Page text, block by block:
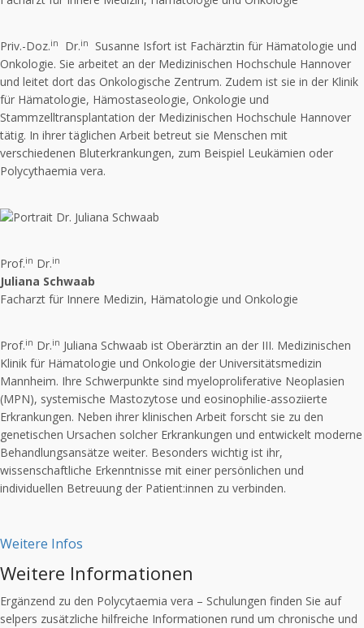
Priv.-Doz.in Dr.in
Susanne Isfort ist Fachärztin für Hämatologie und
Onkologie. Sie arbeitet an der Medizinischen Hochschule Hannover
und leitet dort das Onkologische Zentrum. Zudem ist sie in der Klinik
für Hämatologie, Hämostaseologie, Onkologie und
Stammzelltransplantation der Medizinischen Hochschule Hannover
tätig. In ihrer täglichen Arbeit betreut sie Menschen mit
verschiedenen Bluterkrankungen, zum Beispiel Leukämien oder
Polycythaemia vera.
Prof.in Dr.in
Juliana Schwaab
Facharzt für Innere Medizin, Hämatologie und Onkologie
Prof.in Dr.in Juliana Schwaab ist Oberärztin an der III. Medizinischen
Klinik für Hämatologie und Onkologie der Universitätsmedizin
Mannheim. Ihre Schwerpunkte sind myeloproliferative Neoplasien
(MPN), systemische Mastozytose und eosinophilie-assoziierte
Erkrankungen. Neben ihrer klinischen Arbeit forscht sie zu den
genetischen Ursachen solcher Erkrankungen und entwickelt moderne
Behandlungsansätze weiter. Besonders wichtig ist ihr,
wissenschaftliche Erkenntnisse mit einer persönlichen und
individuellen Betreuung der Patient:innen zu verbinden.
Weitere Infos
Weitere Informationen
Ergänzend zu den Polycytaemia vera – Schulungen finden Sie auf
selpers zusätzliche hilfreiche Informationen rund um chronische und